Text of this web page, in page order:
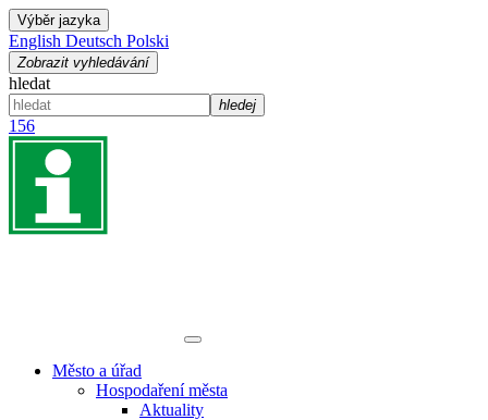
Výběr jazyka
English Deutsch Polski
Zobrazit vyhledávání
hledat
hledej
156
Město a úřad
Hospodaření města
Aktuality